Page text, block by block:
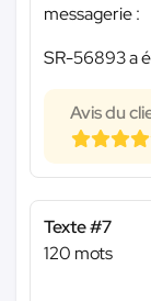
messagerie :
SR-56893 a
Avis du
Texte #7
120 mots